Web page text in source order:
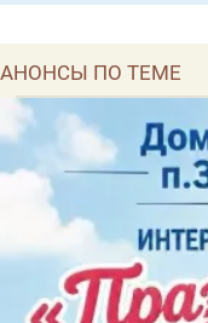
АНОНСЫ ПО ТЕМЕ